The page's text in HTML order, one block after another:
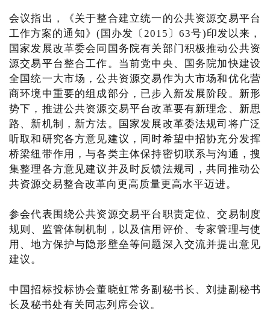
会议指出，《关于整合建立统一的公共资源交易平台
工作方案的通知》(国办发〔2015〕63号)印发以来，
国家发展改革委会同国务院有关部门积极推动公共资
源交易平台整合工作。当前党中央、国务院加快建设
全国统一大市场，公共资源交易作为大市场和优化营
商环境中重要的组成部分，已步入新发展阶段。新形
势下，推进公共资源交易平台改革要有新理念、新思
路、新机制，新方法。国家发展改革委法规司将广泛
听取和研究各方意见建议，同时希望中招协充分发挥
桥梁纽带作用，与各类主体保持密切联系与沟通，搜
集整理各方意见建议并及时反馈法规司，共同推动公
共资源交易整合改革向更高质量更高水平迈进。
参会代表围绕公共资源交易平台职责定位、交易制度
规则、监管体制机制，以及信用评价、专家管理与使
用、地方保护与隐形壁垒等问题深入交流并提出意见
建议。
中国招标投标协会董晓虹常务副秘书长、刘捷副秘书
长及秘书处有关同志列席会议。